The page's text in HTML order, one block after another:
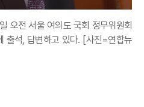
오전 서울 여의도 국회 정무위원회
출석, 답변하고 있다. [사진=연합뉴